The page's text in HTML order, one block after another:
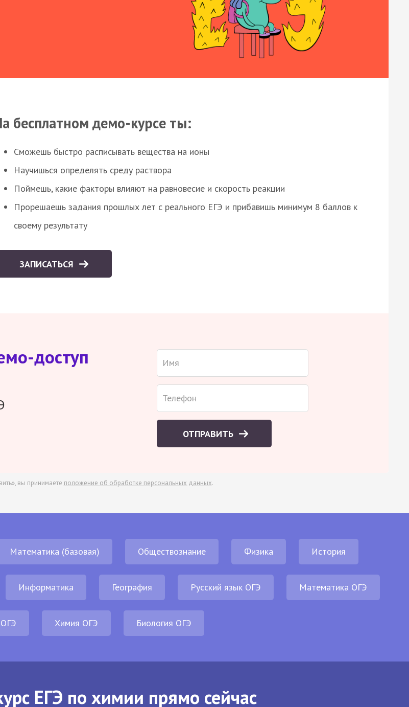
бесплатном демо-курсе ты:
Сможешь быстро расписывать вещества на ионы
Научишься определять среду раствора
Поймешь, какие факторы влияют на равновесие и скорость реакции
Прорешаешь задания прошлых лет с реального ЕГЭ и прибавишь минимум 8 баллов к
своему результату
ЗАПИСАТЬСЯ
доступ
ОТПРАВИТЬ
вы принимаете положение об обработке персональных данных.
Математика (базовая) Обществознание Физика История
Информатика География Русский язык ОГЭ Математика ОГЭ
Химия ОГЭ Биология ОГЭ
ЕГЭ по химии прямо сейчас